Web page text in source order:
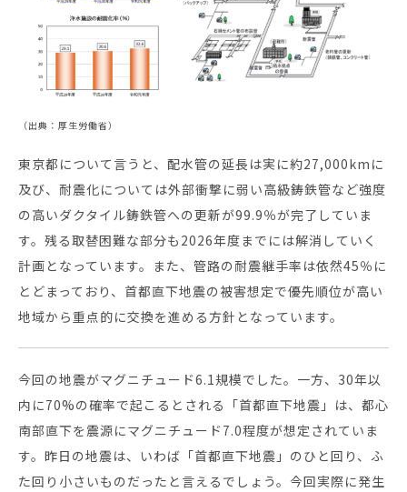
（出典：厚生労働省）
東京都について言うと、配水管の延長は実に約27,000kmに
及び、耐震化については外部衝撃に弱い高級鋳鉄管など強度
の高いダクタイル鋳鉄管への更新が99.9％が完了していま
す。残る取替困難な部分も2026年度までには解消していく
計画となっています。また、管路の耐震継手率は依然45％に
とどまっており、首都直下地震の被害想定で優先順位が高い
地域から重点的に交換を進める方針となっています。
今回の地震がマグニチュード6.1規模でした。一方、30年以
内に70%の確率で起こるとされる「首都直下地震」は、都心
南部直下を震源にマグニチュード7.0程度が想定されていま
す。昨日の地震は、いわば「首都直下地震」のひと回り、ふ
た回り小さいものだったと言えるでしょう。今回実際に発生